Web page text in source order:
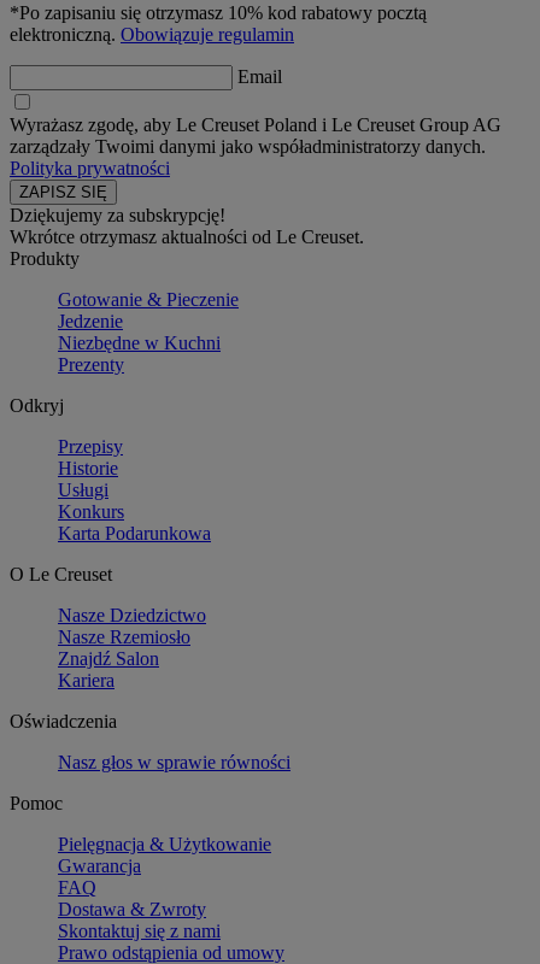
*Po zapisaniu się otrzymasz 10% kod rabatowy pocztą
elektroniczną. Obowiązuje regulamin
Email
Wyrażasz zgodę, aby Le Creuset Poland i Le Creuset Group AG
zarządzały Twoimi danymi jako współadministratorzy danych.
Polityka prywatności
Dziękujemy za subskrypcję!
Wkrótce otrzymasz aktualności od Le Creuset.
Produkty
Gotowanie & Pieczenie
Jedzenie
Niezbędne w Kuchni
Prezenty
Odkryj
Przepisy
Historie
Usługi
Konkurs
Karta Podarunkowa
O Le Creuset
Nasze Dziedzictwo
Nasze Rzemiosło
Znajdź Salon
Kariera
Oświadczenia
Nasz głos w sprawie równości
Pomoc
Pielęgnacja & Użytkowanie
Gwarancja
FAQ
Dostawa & Zwroty
Skontaktuj się z nami
Prawo odstąpienia od umowy